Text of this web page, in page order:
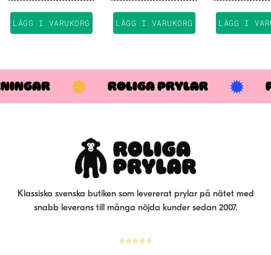
LÄGG I VARUKORG
produkten
har
produktsidan
LÄGG I VARUKORG
produkten
har
De
olika
på
produktsidan
LÄGG I
har
De
ROLIGA PRYLAR
Klassiska svenska butiken som levererat prylar på nätet med
snabb leverans till många nöjda kunder sedan 2007.
⭐⭐⭐⭐⭐